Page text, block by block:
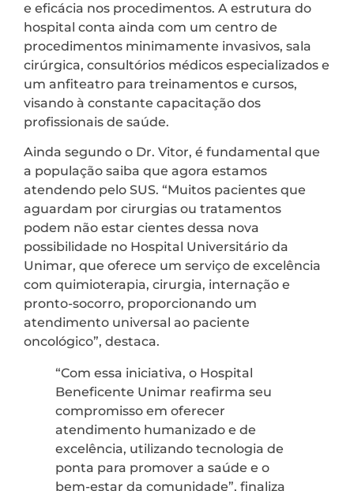
e eficácia nos procedimentos. A estrutura do
hospital conta ainda com um centro de
procedimentos minimamente invasivos, sala
cirúrgica, consultórios médicos especializados e
um anfiteatro para treinamentos e cursos,
visando à constante capacitação dos
profissionais de saúde.
Ainda segundo o Dr. Vitor, é fundamental que
a população saiba que agora estamos
atendendo pelo SUS. “Muitos pacientes que
aguardam por cirurgias ou tratamentos
podem não estar cientes dessa nova
possibilidade no Hospital Universitário da
Unimar, que oferece um serviço de excelência
com quimioterapia, cirurgia, internação e
pronto-socorro, proporcionando um
atendimento universal ao paciente
oncológico”, destaca.
“Com essa iniciativa, o Hospital
Beneficente Unimar reafirma seu
compromisso em oferecer
atendimento humanizado e de
excelência, utilizando tecnologia de
ponta para promover a saúde e o
bem-estar da comunidade”, finaliza